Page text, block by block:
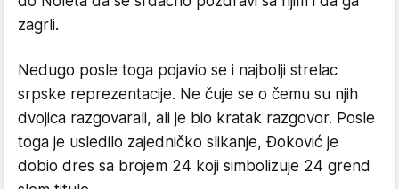
zagrli.
Nedugo posle toga pojavio se i najbolji strelac
srpske reprezentacije. Ne čuje se o čemu su njih
dvojica razgovarali, ali je bio kratak razgovor. Posle
toga je usledilo zajedničko slikanje, Đoković je
dobio dres sa brojem 24 koji simbolizuje 24 grend